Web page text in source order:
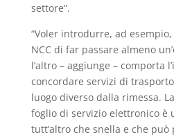
settore”.
“Voler introdurre, ad
NCC di far passare almeno
l’altro – aggiunge – comporta
concordare servizi di
luogo diverso dalla rimessa.
foglio di servizio elettronico è
tutt’altro che snella e che